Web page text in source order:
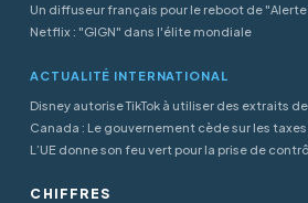
Un diffuseur français pour le reboot de "Alerte
Netflix : "GIGN" dans l'élite mondiale
ACTUALITÉ INTERNATIONAL
Disney autorise TikTok à utiliser des extraits
Canada : Le gouvernement cède sur les
L’UE donne son feu vert pour la prise de
CHIFFRES